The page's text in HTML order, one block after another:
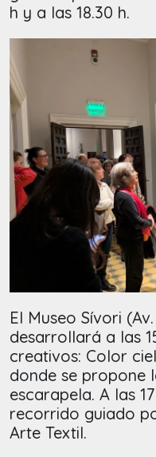
h y a las 18.30 h.
El Museo Sívori
desarrollará a las
creativos: Color
donde se propone
escarapela. A las
recorrido guiado
Arte Textil.